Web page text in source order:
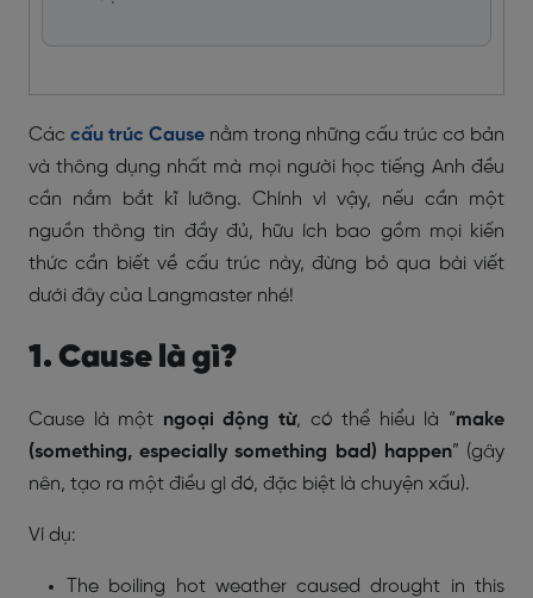
Các cấu trúc Cause nằm trong những cấu trúc cơ bản
và thông dụng nhất mà mọi người học tiếng Anh đều
cần nắm bắt kĩ lưỡng. Chính vì vậy, nếu cần một
nguồn thông tin đầy đủ, hữu ích bao gồm mọi kiến
thức cần biết về cấu trúc này, đừng bỏ qua bài viết
dưới đây của Langmaster nhé!
1. Cause là gì?
Cause là một ngoại động từ, có thể hiểu là “make
(something, especially something bad) happen” (gây
nên, tạo ra một điều gì đó, đặc biệt là chuyện xấu).
Ví dụ:
The boiling hot weathercaused drought in this